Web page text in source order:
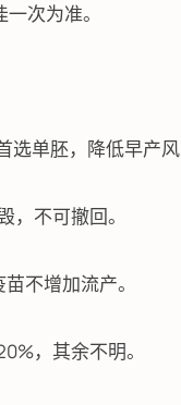
次为准。
选单胚，降低早产
，不可撤回。
不增加流产。
，其余不明。